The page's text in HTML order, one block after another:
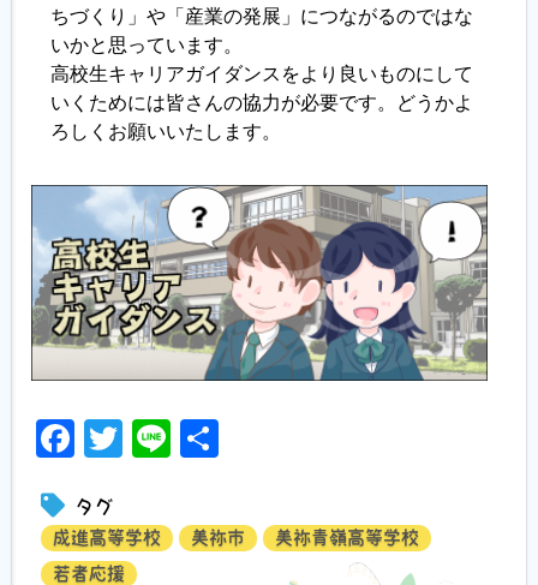
ちづくり」や「産業の発展」につながるのではな
いかと思っています。
高校生キャリアガイダンスをより良いものにして
いくためには皆さんの協力が必要です。どうかよ
ろしくお願いいたします。
Facebook
Twitter
Line
タグ
成進高等学校 美祢市
美祢青嶺高等学校
若者応援